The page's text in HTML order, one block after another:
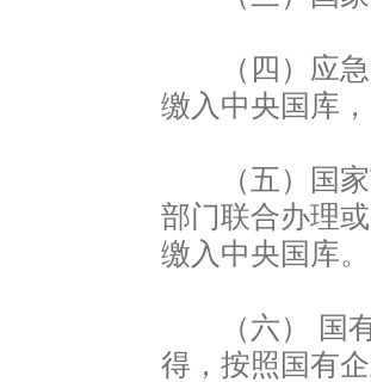
（四）应急
缴入中央国库
（五）国家
部门联合办理
缴入中央国库。
（六） 国有
得，按照国有